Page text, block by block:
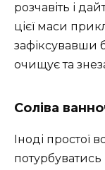
розчавіть і
цієї маси
зафіксувавши
очищує та
Соліва
Іноді простої